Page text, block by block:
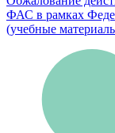
ФАС в рамках
(учебные